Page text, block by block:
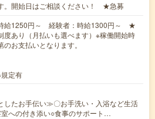
。開始日はご相談ください！ ★急募
給1250円～ 経験者：時給1300円～ ★
度あり（月払いも選べます）※稼働開始時
お支払いとなります。
定有
したお手伝い≫〇お手洗い・入浴など生活
への付き添い○食事のサポート…